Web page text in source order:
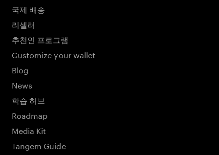
국제 배송
리셀러
추천인 프로그램
Customize your wallet
Blog
News
학습 허브
Roadmap
Media Kit
Tangem Guide